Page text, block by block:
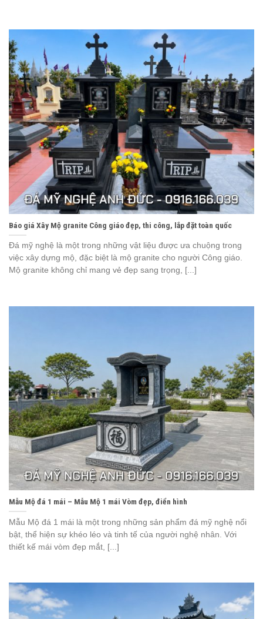
Báo giá Xây Mộ granite Công giáo đẹp, thi công, lắp đặt toàn quốc
Đá mỹ nghệ là một trong những vật liệu được ưa chuộng trong
việc xây dựng mộ, đặc biệt là mộ granite cho người Công giáo.
Mộ granite không chỉ mang vẻ đẹp sang trọng, [...]
Mẫu Mộ đá 1 mái – Mẫu Mộ 1 mái Vòm đẹp, điển hình
Mẫu Mộ đá 1 mái là một trong những sản phẩm đá mỹ nghệ nổi
bật, thể hiện sự khéo léo và tinh tế của người nghệ nhân. Với
thiết kế mái vòm đẹp mắt, [...]